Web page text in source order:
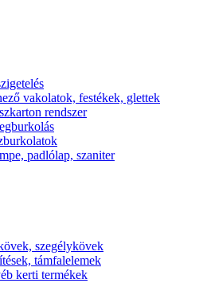
vakolatok, festékek, glettek
rendszer
padlólap, szaniter
szegélykövek
támfalelemek
kerti termékek